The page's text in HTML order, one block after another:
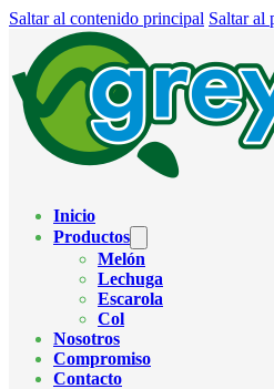
Saltar al contenido principal Saltar al
Inicio
Productos
Melón
Lechuga
Escarola
Col
Nosotros
Compromiso
Contacto